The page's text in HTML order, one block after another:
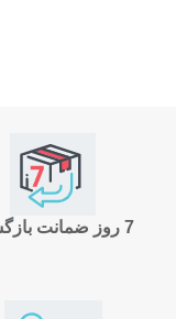
7 روز ضمانت بازگشت